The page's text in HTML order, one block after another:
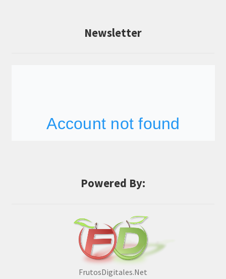
Newsletter
Powered By:
FrutosDigitales.Net